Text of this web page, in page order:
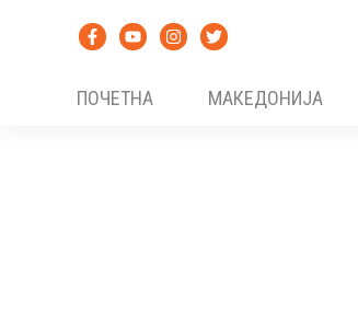
ПОЧЕТНА
МАКЕДОНИЈА